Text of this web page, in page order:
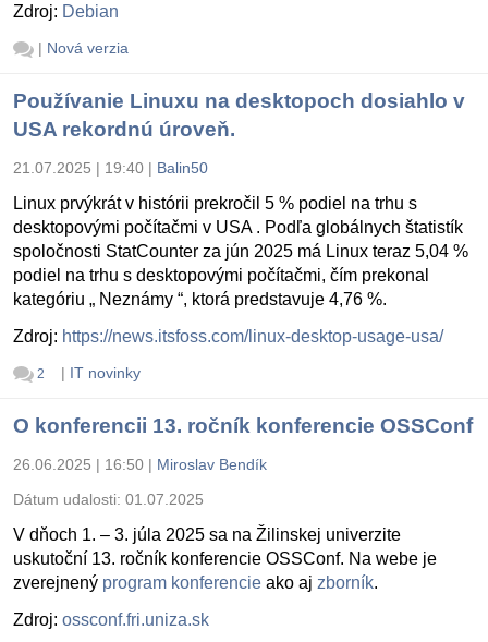
Zdroj: Debian
| Nová verzia
Používanie Linuxu na desktopoch dosiahlo v
USA rekordnú úroveň.
21.07.2025 | 19:40 | Balin50
Linux prvýkrát v histórii prekročil 5 % podiel na trhu s
desktopovými počítačmi v USA . Podľa globálnych štatistík
spoločnosti StatCounter za jún 2025 má Linux teraz 5,04 %
podiel na trhu s desktopovými počítačmi, čím prekonal
kategóriu „ Neznámy “, ktorá predstavuje 4,76 %.
Zdroj: https://news.itsfoss.com/linux-desktop-usage-usa/
2 | IT novinky
O konferencii 13. ročník konferencie OSSConf
26.06.2025 | 16:50 | Miroslav Bendík
Dátum udalosti: 01.07.2025
V dňoch 1. – 3. júla 2025 sa na Žilinskej univerzite
uskutoční 13. ročník konferencie OSSConf. Na webe je
zverejnený program konferencie ako aj zborník.
Zdroj: ossconf.fri.uniza.sk